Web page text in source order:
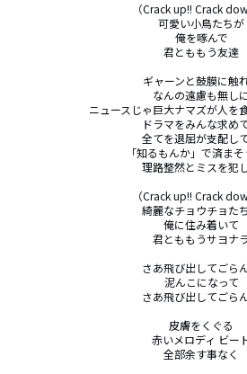
（Crack up!! Crack
可愛い小鳥たちが
俺を啄んで
君とももう友達
ギャーンと鼓膜に触
なんの遠慮も無しに
ニュースじゃ巨大ナマズが人を
ドラマをみんな求め
全てを退屈が支配し
「知るもんか」で済ま
理路整然とミスを犯
（Crack up!! Crack
綺麗なチョウチョた
俺に住み着いて
君とももうサヨナ
さあ飛び出してごら
泥んこになって
さあ飛び出してごら
皮膚をくぐる
赤いメロディ ビー
全部余す事なく